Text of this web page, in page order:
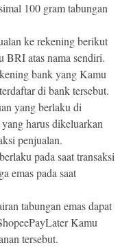
100 gram tabungan
ke rekening berikut
atas nama sendiri.
bank yang Kamu
di bank tersebut.
yang berlaku di
harus dikeluarkan
penjualan.
pada saat transaksi
emas pada saat
tabungan emas dapat
Kamu
tersebut.